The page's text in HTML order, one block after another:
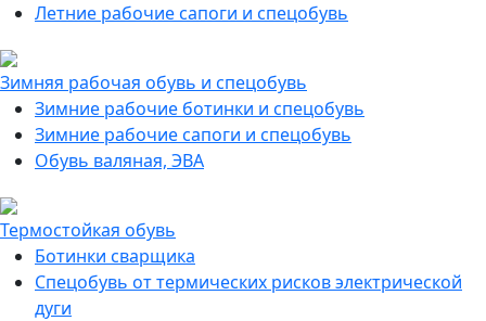
Летние рабочие сапоги и спецобувь
Зимняя рабочая обувь и спецобувь
Зимние рабочие ботинки и спецобувь
Зимние рабочие сапоги и спецобувь
Обувь валяная, ЭВА
Термостойкая обувь
Ботинки сварщика
Спецобувь от термических рисков электрической
дуги